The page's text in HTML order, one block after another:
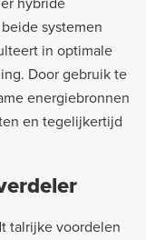
systemen
in optimale
Door gebruik te
energiebronnen
en tegelijkertijd
talrijke voordelen